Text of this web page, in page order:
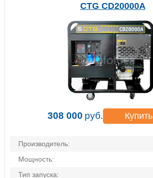
CTG CD20000A
308 000 руб. Купить
Производитель:
Мощность:
Тип запуска: